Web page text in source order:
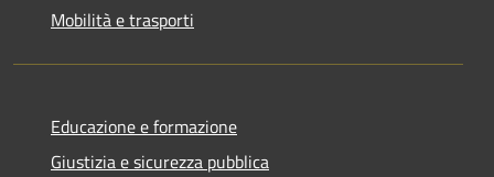
Mobilità e trasporti
Educazione e formazione
Giustizia e sicurezza pubblica